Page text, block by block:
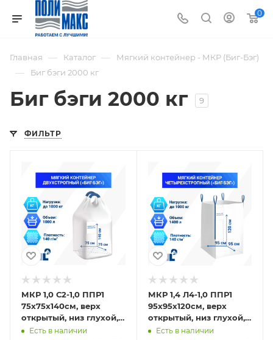
0
Главная — Каталог — Мягкий контейнер - МКР (Биг-Бэг)
— Биг бэги 2000 кг
Биг бэги 2000 кг 9
ФИЛЬТР
МКР 1,0 С2-1,0 ППР1
75х75х140см, верх
открытый, низ глухой,
140г/м2
Есть в наличии
МКР 1,4 Л4-1,0 ППР1
95х95х120см, верх
открытый, низ глухой,
140г/м2
Есть в наличии